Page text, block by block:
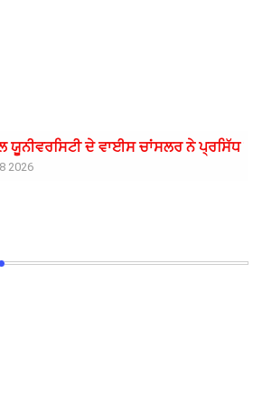
ਯੂਨੀਵਰਸਿਟੀ ਦੇ ਵਾਈਸ ਚਾਂਸਲਰ ਨੇ ਪ੍ਰਸਿੱਧ
2026
ਪਿਕਅਪ 9 ਦੀ ਮੌਤ 22 ਜਖਮੀ